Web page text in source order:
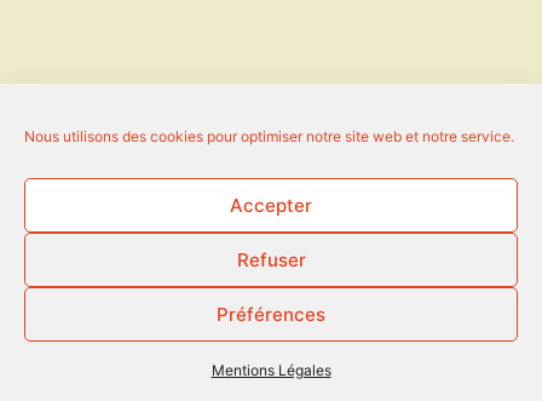
Nous utilisons des cookies pour optimiser notre site web et notre service.
Accepter
Refuser
Préférences
Mentions Légales